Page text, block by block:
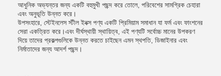
আধুনিক অভ্যন্তর জন্য একটি বহুমুখী পছন্দ করে তোলে, পরিবেশের সামগ্রিক চেহারা
এবং অনুভূতি উন্নত করে।
উপসংহারে, স্টেইনলেস স্টীল ইনক্স পণ্য একটি প্রিমিয়াম সমাধান যা ফর্ম এবং ফাংশনের
সেরা একত্রিত করে।এবং দীর্ঘস্থায়ী স্থায়িত্ব, এই পণ্যটি সর্বোচ্চ মানের উপকরণ
দিয়ে তাদের প্রকল্পগুলিকে উন্নত করতে চাইছেন এমন স্থপতি, ডিজাইনার এবং
নির্মাতাদের জন্য আদর্শ পছন্দ।